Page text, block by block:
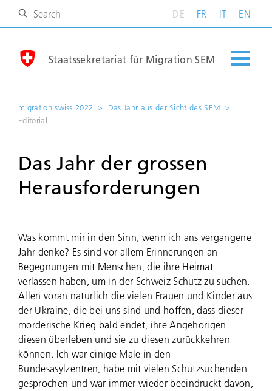
DE FR IT EN
Staatssekretariat für Migration SEM
migration.swiss 2022
Das Jahr aus der Sicht des SEM
Editorial
Das Jahr der grossen
Herausforderungen
Was kommt mir in den Sinn, wenn ich ans vergangene
Jahr denke? Es sind vor allem Erinnerungen an
Begegnungen mit Menschen, die ihre Heimat
verlassen haben, um in der Schweiz Schutz zu suchen.
Allen voran natürlich die vielen Frauen und Kinder aus
der Ukraine, die bei uns sind und hoffen, dass dieser
mörderische Krieg bald endet, ihre Angehörigen
diesen überleben und sie zu diesen zurückkehren
können. Ich war einige Male in den
Bundesasylzentren, habe mit vielen Schutzsuchenden
gesprochen und war immer wieder beeindruckt davon,